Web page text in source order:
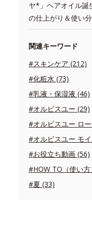
ヤ*」ヘアオイル誕
の仕上がり＆使い
関連キーワード
#スキンケア (212)
#化粧水 (73)
#乳液・保湿液 (46)
#オルビスユー (29)
#オルビスユー ロ
#オルビスユー モ
#お役立ち動画 (56)
#HOW TO（使い方
#夏 (33)